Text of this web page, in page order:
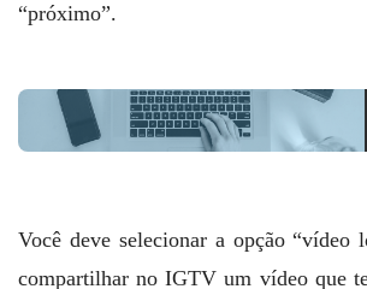
“próximo”.
Você deve selecionar a opção “vídeo
compartilhar no IGTV um vídeo que